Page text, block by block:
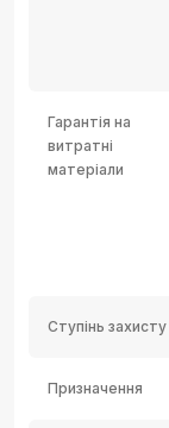
Гарантія на
витратні
матеріали
Ступінь захисту
Призначення